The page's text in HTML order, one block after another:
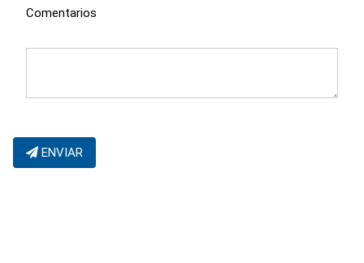
Comentarios
ENVIAR